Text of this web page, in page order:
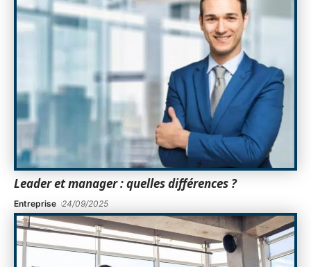
Leader et manager : quelles différences ?
Entreprise 24/09/2025